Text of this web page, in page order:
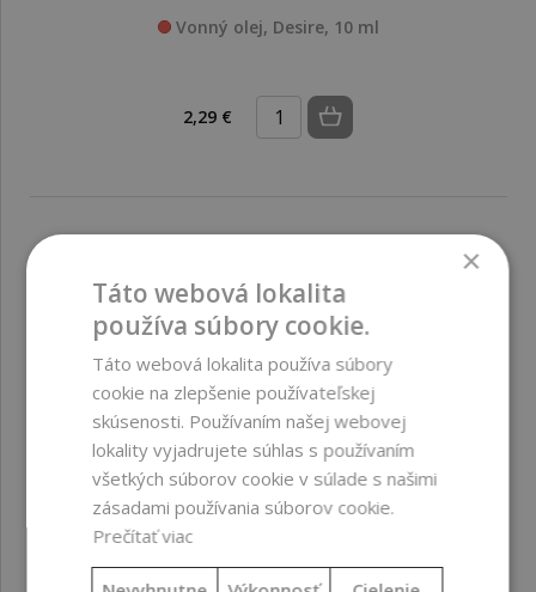
Vonný olej, Desire, 10 ml
2,29 €
×
Táto webová lokalita
používa súbory cookie.
Táto webová lokalita používa súbory
cookie na zlepšenie používateľskej
skúsenosti. Používaním našej webovej
lokality vyjadrujete súhlas s používaním
všetkých súborov cookie v súlade s našimi
zásadami používania súborov cookie.
Prečítať viac